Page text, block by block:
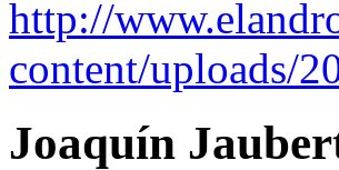
http://
content/uploads/
Joaquín